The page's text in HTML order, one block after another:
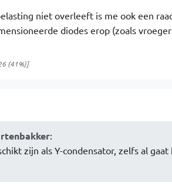
niet overleeft is me ook een
diodes erop (zoals
(41%)]
:
zijn als Y-condensator, zelfs al gaat